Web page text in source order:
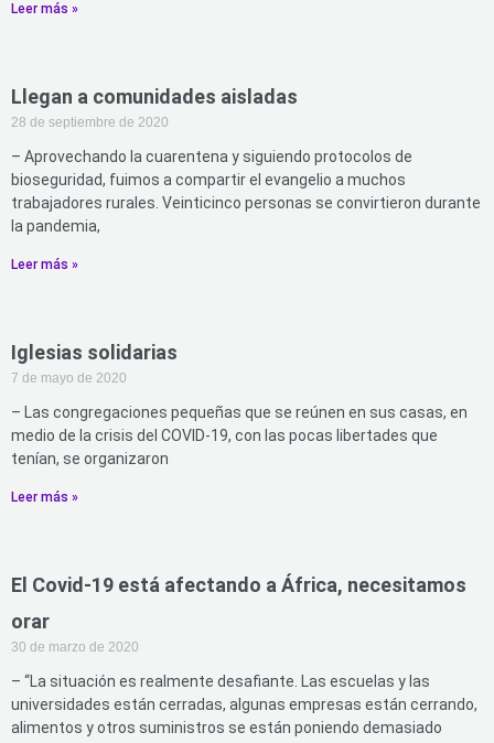
Leer más »
Llegan a comunidades aisladas
28 de septiembre de 2020
– Aprovechando la cuarentena y siguiendo protocolos de
bioseguridad, fuimos a compartir el evangelio a muchos
trabajadores rurales. Veinticinco personas se convirtieron durante
la pandemia,
Leer más »
Iglesias solidarias
7 de mayo de 2020
– Las congregaciones pequeñas que se reúnen en sus casas, en
medio de la crisis del COVID-19, con las pocas libertades que
tenían, se organizaron
Leer más »
El Covid-19 está afectando a África, necesitamos
orar
30 de marzo de 2020
– “La situación es realmente desafiante. Las escuelas y las
universidades están cerradas, algunas empresas están cerrando,
alimentos y otros suministros se están poniendo demasiado